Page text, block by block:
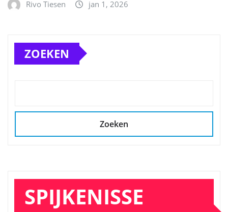
Rivo Tiesen jan 1, 2026
ZOEKEN
Zoeken
SPIJKENISSE